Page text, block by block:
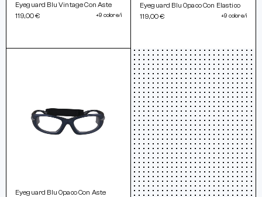
Eyeguard Blu Vintage Con Aste
119,00 €
+9 colore/i
Eyeguard Blu Opaco Con Elastico
119,00 €
+9 colore/i
Eyeguard Blu Opaco Con Aste